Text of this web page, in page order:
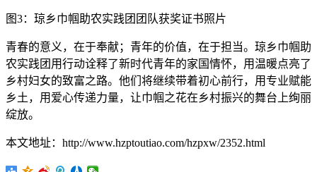
图3：琼乡巾帼助农实践团团队获奖证书照片
青春的意义，在于奉献；青年的价值，在于担当。琼乡巾帼助
农实践团用行动诠释了新时代青年的家国情怀，用温暖点亮了
乡村妇女的致富之路。他们将继续带着初心前行，用专业赋能
乡土，用爱心传递力量，让巾帼之花在乡村振兴的舞台上绚丽
绽放。
本文地址：http://www.hzptoutiao.com/hzpxw/2352.html